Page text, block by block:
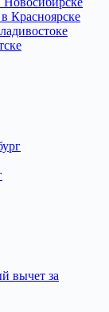
Красноярске
вычет за